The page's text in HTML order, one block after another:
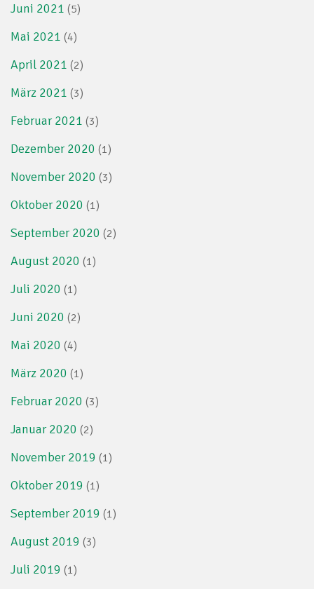
Juni 2021 (5)
Mai 2021 (4)
April 2021 (2)
März 2021 (3)
Februar 2021 (3)
Dezember 2020 (1)
November 2020 (3)
Oktober 2020 (1)
September 2020 (2)
August 2020 (1)
Juli 2020 (1)
Juni 2020 (2)
Mai 2020 (4)
März 2020 (1)
Februar 2020 (3)
Januar 2020 (2)
November 2019 (1)
Oktober 2019 (1)
September 2019 (1)
August 2019 (3)
Juli 2019 (1)